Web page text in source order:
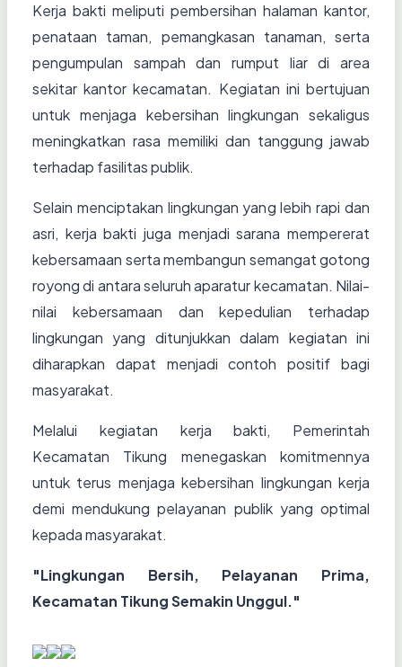
Kerja bakti meliputi pembersihan halaman kantor,
penataan taman, pemangkasan tanaman, serta
pengumpulan sampah dan rumput liar di area
sekitar kantor kecamatan. Kegiatan ini bertujuan
untuk menjaga kebersihan lingkungan sekaligus
meningkatkan rasa memiliki dan tanggung jawab
terhadap fasilitas publik.
Selain menciptakan lingkungan yang lebih rapi dan
asri, kerja bakti juga menjadi sarana mempererat
kebersamaan serta membangun semangat gotong
royong di antara seluruh aparatur kecamatan. Nilai-
nilai kebersamaan dan kepedulian terhadap
lingkungan yang ditunjukkan dalam kegiatan ini
diharapkan dapat menjadi contoh positif bagi
masyarakat.
Melalui kegiatan kerja bakti, Pemerintah
Kecamatan Tikung menegaskan komitmennya
untuk terus menjaga kebersihan lingkungan kerja
demi mendukung pelayanan publik yang optimal
kepada masyarakat.
"Lingkungan Bersih, Pelayanan Prima,
Kecamatan Tikung Semakin Unggul."